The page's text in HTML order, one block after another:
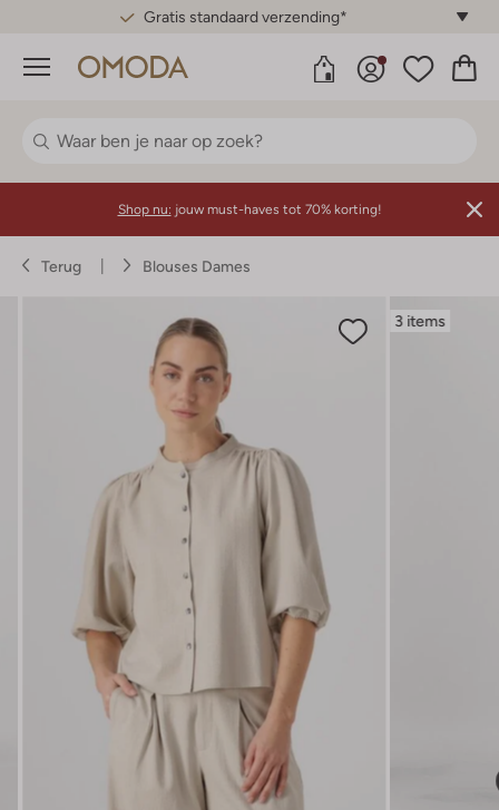
Gratis standaard verzending*
Menu
Shop nu: jouw must-haves tot 70% korting!
Terug Blouses Dames
3 items